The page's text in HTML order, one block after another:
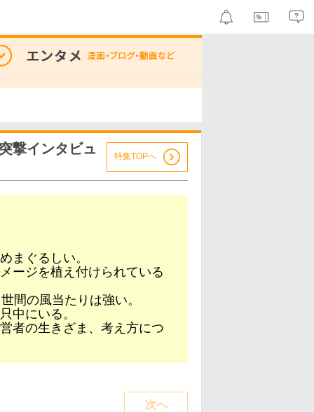
撃インタビュ
特集TOPへ
まぐるしい。
ージを植え付けられている
間の風当たりは強い。
中にいる。
者の生きざま、考え方につ
次へ